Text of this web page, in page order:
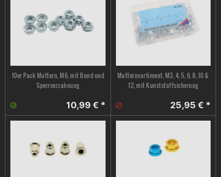
10er Pack Muttern, M6, mit Bund und
Sperrverzahnung
10,99 € *
Mutternsortiment, M3, 4, 5, 6, 8, 10 &
12, mit Kunststoffsicherung
25,95 € *